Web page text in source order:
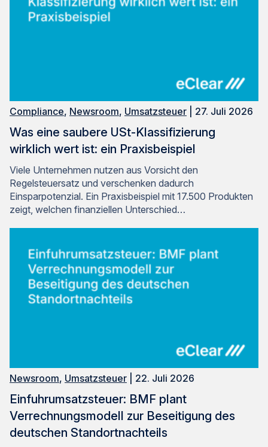
Compliance, Newsroom, Umsatzsteuer | 27. Juli 2026
Was eine saubere USt-Klassifizierung
wirklich wert ist: ein Praxisbeispiel
Viele Unternehmen nutzen aus Vorsicht den
Regelsteuersatz und verschenken dadurch
Einsparpotenzial. Ein Praxisbeispiel mit 17.500 Produkten
zeigt, welchen finanziellen Unterschied…
Newsroom, Umsatzsteuer | 22. Juli 2026
Einfuhrumsatzsteuer: BMF plant
Verrechnungsmodell zur Beseitigung des
deutschen Standortnachteils